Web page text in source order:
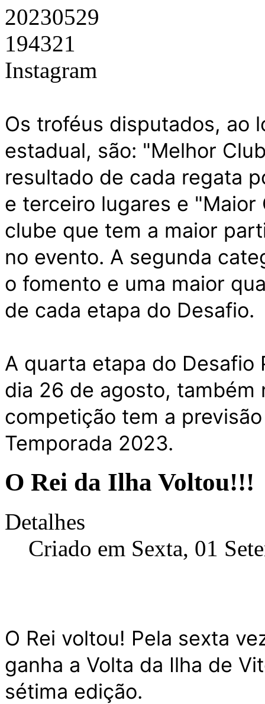
Os troféus disputados, ao
estadual, são: "Melhor
resultado de cada regata
e terceiro lugares e
clube que tem a maior
no evento. A segunda
o fomento e uma maior
de cada etapa do Desafio.
A quarta etapa do Desafio
dia 26 de agosto, também
competição tem a
Temporada 2023.
O Rei da Ilha Voltou!!!
Detalhes
Criado em Sexta, 01
O Rei voltou! Pela sexta
ganha a Volta da Ilha de
sétima edição.